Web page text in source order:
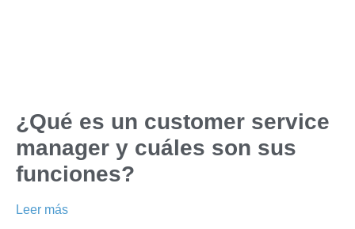
¿Qué es un customer service
manager y cuáles son sus
funciones?
Leer más